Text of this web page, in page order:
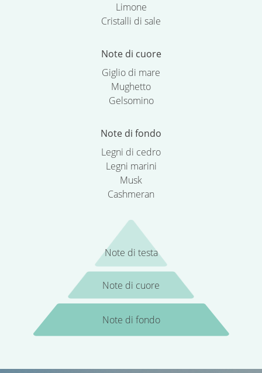
Limone
Cristalli di sale
Note di cuore
Giglio di mare
Mughetto
Gelsomino
Note di fondo
Legni di cedro
Legni marini
Musk
Cashmeran
Note di testa
Note di cuore
Note di fondo